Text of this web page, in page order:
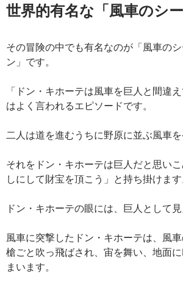
世界的有名な「風車のシ
その冒険の中でも有名なのが「風車の
ン」です。
「ドン・キホーテは風車を巨人と間違
はよく言われるエピソードです。
二人は道を進むうちに野原に並ぶ風車を
それをドン・キホーテは巨人だと思い
しにして財宝を頂こう」と持ち掛けます
ドン・キホーテの眼には、巨人として見
風車に突撃したドン・キホーテは、風
槍ごと吹っ飛ばされ、宙を舞い、地面に
まいます。